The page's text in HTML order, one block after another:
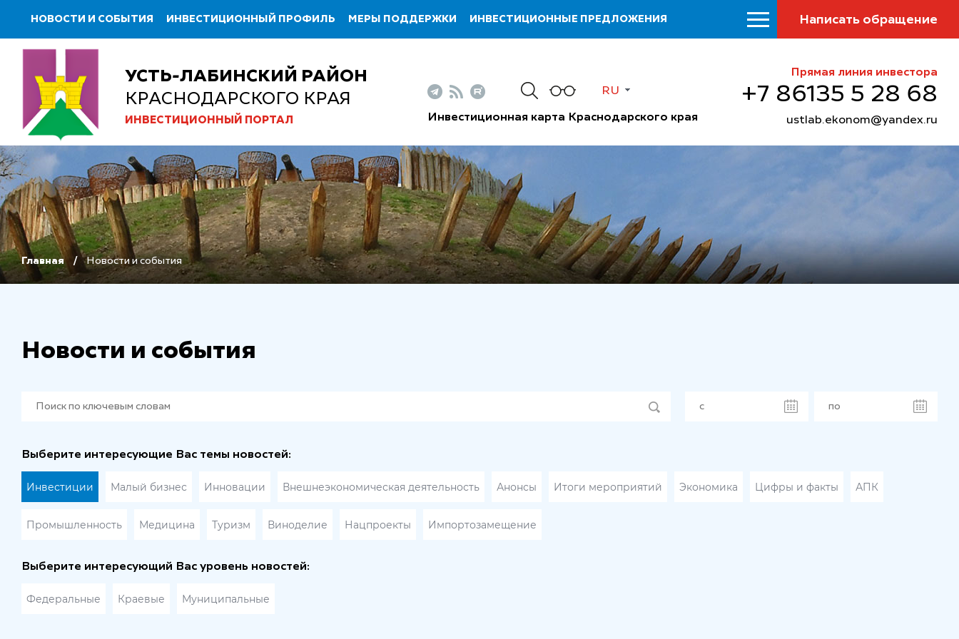
НОВОСТИ И СОБЫТИЯ ИНВЕСТИЦИОННЫЙ ПРОФИЛЬ МЕРЫ ПОДДЕРЖКИ ИНВЕСТИЦИОННЫЕ ПРЕДЛОЖЕНИЯ Написать обращение
УСТЬ-ЛАБИНСКИЙ РАЙОН
КРАСНОДАРСКОГО КРАЯ
ИНВЕСТИЦИОННЫЙ ПОРТАЛ
RU
Инвестиционная карта Краснодарского края
Прямая линия инвестора
+7 86135 5 28 68
ustlab.ekonom@yandex.ru
Главная Новости и события
Новости и события
Выберите интересующие Вас темы новостей:
Инвестиции Малый бизнес Инновации Внешнеэкономическая деятельность Анонсы Итоги мероприятий Экономика Цифры и факты АПК
Промышленность Медицина Туризм Виноделие Нацпроекты Импортозамещение
Выберите интересующий Вас уровень новостей:
Федеральные Краевые Муниципальные